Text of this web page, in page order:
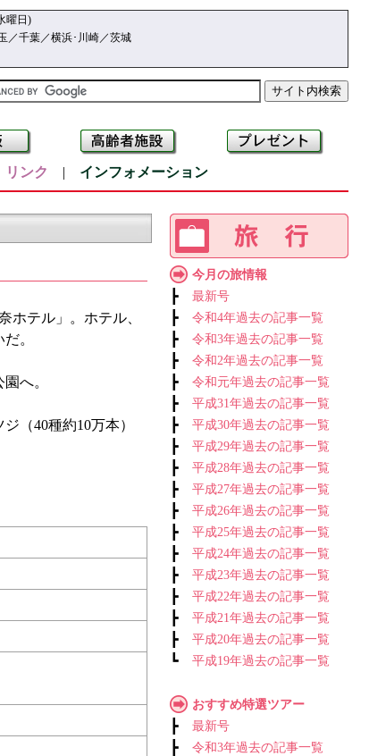
曜日)
／千葉／横浜･川崎／茨城
リンク | インフォメーション
ホテル」。ホテル、
。
へ。
（40種約10万本）
今月の旅情報
┣ 最新号
┣ 令和4年過去の記事一覧
┣ 令和3年過去の記事一覧
┣ 令和2年過去の記事一覧
┣ 令和元年過去の記事一覧
┣ 平成31年過去の記事一覧
┣ 平成30年過去の記事一覧
┣ 平成29年過去の記事一覧
┣ 平成28年過去の記事一覧
┣ 平成27年過去の記事一覧
┣ 平成26年過去の記事一覧
┣ 平成25年過去の記事一覧
┣ 平成24年過去の記事一覧
┣ 平成23年過去の記事一覧
┣ 平成22年過去の記事一覧
┣ 平成21年過去の記事一覧
┣ 平成20年過去の記事一覧
┗ 平成19年過去の記事一覧
おすすめ特選ツアー
┣ 最新号
┣ 令和3年過去の記事一覧